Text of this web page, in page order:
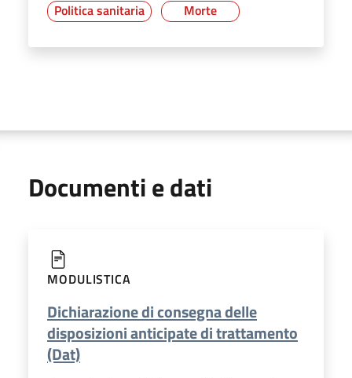
Politica sanitaria Morte
Documenti e dati
MODULISTICA
Dichiarazione di consegna delle
disposizioni anticipate di trattamento
(Dat)